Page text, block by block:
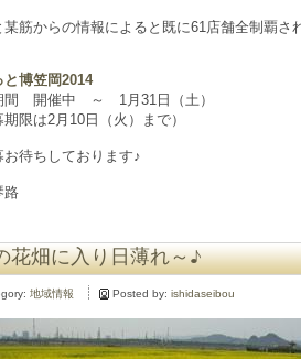
某筋からの情報によると既に61店舗全制覇さ
と博笠岡2014
間 開催中 ～ 1月31日（土）
期限は2月10日（火）まで）
お待ちしております♪
路
花畑に入り日薄れ～♪
地域情報 Posted by: ishidaseibou